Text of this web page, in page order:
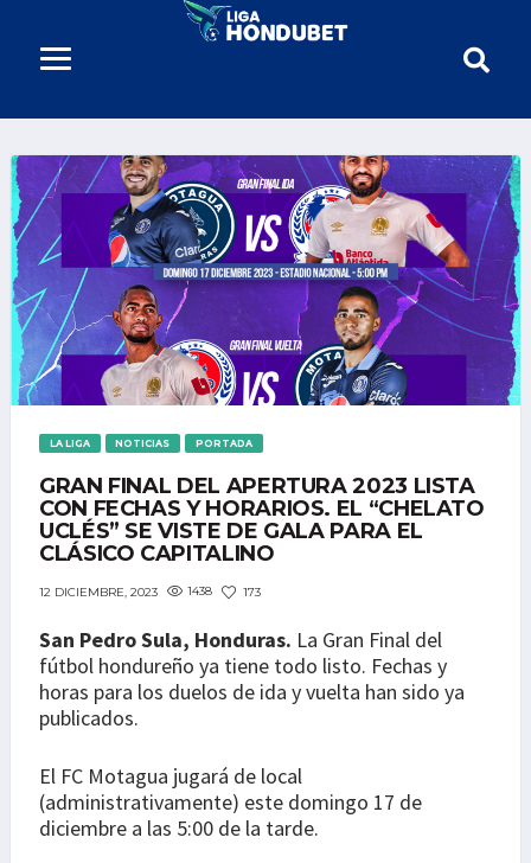
LA LIGA NOTICIAS PORTADA
GRAN FINAL DEL APERTURA 2023 LISTA
CON FECHAS Y HORARIOS. EL “CHELATO
UCLÉS” SE VISTE DE GALA PARA EL
CLÁSICO CAPITALINO
12 DICIEMBRE, 2023 1438 173
San Pedro Sula, Honduras. La Gran Final del
fútbol hondureño ya tiene todo listo. Fechas y
horas para los duelos de ida y vuelta han sido ya
publicados.
El FC Motagua jugará de local
(administrativamente) este domingo 17 de
diciembre a las 5:00 de la tarde.